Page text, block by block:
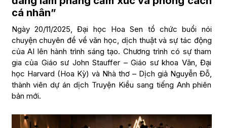
cá nhân”
Ngày 20/11/2025, Đại học Hoa Sen tổ chức buổi nói
chuyện chuyên đề về văn học, dịch thuật và sự tác động
của AI lên hành trình sáng tạo. Chương trình có sự tham
gia của Giáo sư John Stauffer – Giáo sư khoa Văn, Đại
học Harvard (Hoa Kỳ) và Nhà thơ – Dịch giả Nguyễn Đỗ,
thành viên dự án dịch Truyện Kiều sang tiếng Anh phiên
bản mới.